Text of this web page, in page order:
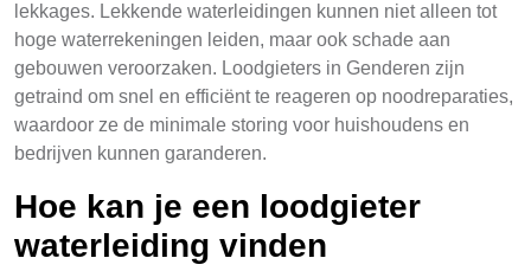
lekkages. Lekkende waterleidingen kunnen niet alleen tot
hoge waterrekeningen leiden, maar ook schade aan
gebouwen veroorzaken. Loodgieters in Genderen zijn
getraind om snel en efficiënt te reageren op noodreparaties,
waardoor ze de minimale storing voor huishoudens en
bedrijven kunnen garanderen.
Hoe kan je een loodgieter
waterleiding vinden